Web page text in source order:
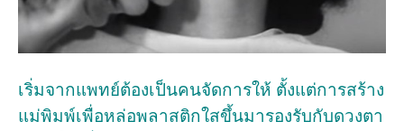
เริ่มจากแพทย์ต้องเป็นคนจัดการให้ ตั้งแต่การสร้าง
แม่พิมพ์เพื่อหล่อพลาสติกใสขึ้นมารองรับกับดวงตา